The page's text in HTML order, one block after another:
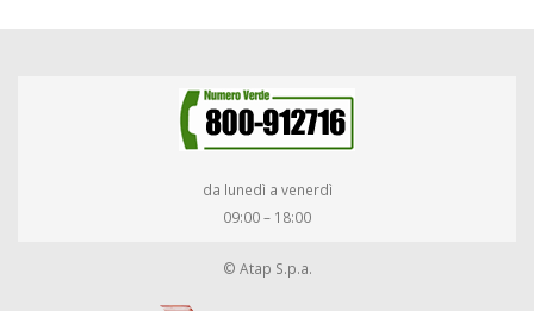
da lunedì a venerdì
09:00 – 18:00
© Atap S.p.a.